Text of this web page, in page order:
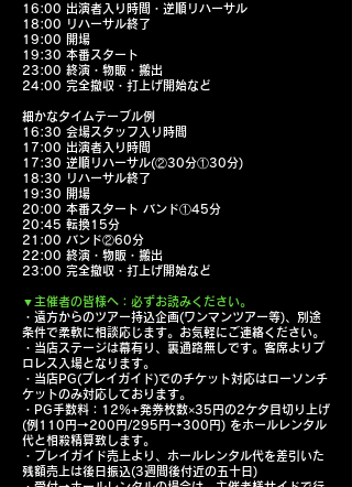
16:00 出演者入り時間・逆順リハーサル
18:00 リハーサル終了
19:00 開場
19:30 本番スタート
23:00 終演・物販・搬出
24:00 完全撤収・打上げ開始など
細かなタイムテーブル例
16:30 会場スタッフ入り時間
17:00 出演者入り時間
17:30 逆順リハーサル(②30分①30分)
18:30 リハーサル終了
19:30 開場
20:00 本番スタート バンド①45分
20:45 転換15分
21:00 バンド②60分
22:00 終演・物販・搬出
23:00 完全撤収・打上げ開始など
▼主催者の皆様へ：必ずお読みください。
・遠方からのツアー持込企画(ワンマンツアー等)、別途
条件で柔軟に相談応じます。お気軽にご連絡ください。
・当店ステージは幕有り、裏通路無しです。客席よりプ
ロレス入場となります。
・当店PG(プレイガイド)でのチケット対応はローソンチ
ケットのみ対応しております。
・PG手数料：12%+発券枚数×35円の2ケタ目切り上げ
(例110円→200円/295円→300円) をホールレンタル
代と相殺精算致します。
・プレイガイド売上より、ホールレンタル代を差引いた
残額売上は後日振込(3週間後付近の五十日)